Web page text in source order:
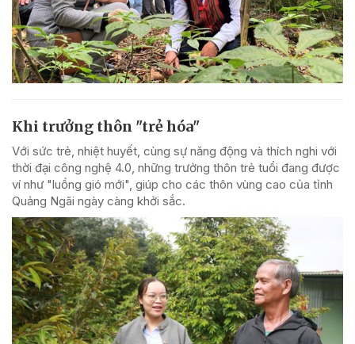
Khi trưởng thôn "trẻ hóa"
Với sức trẻ, nhiệt huyết, cùng sự năng động và thích nghi với
thời đại công nghệ 4.0, những trưởng thôn trẻ tuổi đang được
ví như "luồng gió mới", giúp cho các thôn vùng cao của tỉnh
Quảng Ngãi ngày càng khởi sắc.